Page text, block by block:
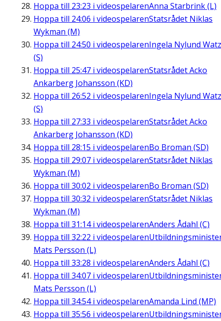
Hoppa till 23:23 i videospelarenAnna Starbrink (L)
Hoppa till 24:06 i videospelarenStatsrådet Niklas
Wykman (M)
Hoppa till 24:50 i videospelarenIngela Nylund Watz
(S)
Hoppa till 25:47 i videospelarenStatsrådet Acko
Ankarberg Johansson (KD)
Hoppa till 26:52 i videospelarenIngela Nylund Watz
(S)
Hoppa till 27:33 i videospelarenStatsrådet Acko
Ankarberg Johansson (KD)
Hoppa till 28:15 i videospelarenBo Broman (SD)
Hoppa till 29:07 i videospelarenStatsrådet Niklas
Wykman (M)
Hoppa till 30:02 i videospelarenBo Broman (SD)
Hoppa till 30:32 i videospelarenStatsrådet Niklas
Wykman (M)
Hoppa till 31:14i videospelarenAnders Ådahl (C)
Hoppa till 32:22 i videospelaren
Mats Persson (L)
Hoppa till 33:28 i videospelarenAnders Ådahl (C)
Hoppa till 34:07 i videospelaren
Mats Persson (L)
Hoppa till 34:54i videospelarenAmanda Lind (MP)
Hoppa till 35:56 i videospelaren